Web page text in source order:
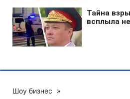
Шоу бизнес »